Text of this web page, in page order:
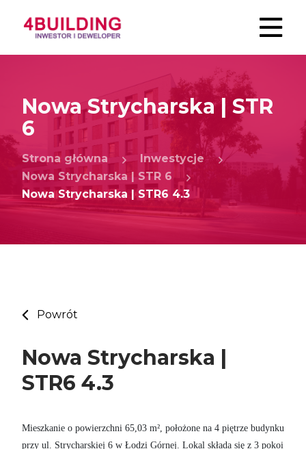
Nowa Strycharska | STR
6
Strona główna
Inwestycje
Nowa Strycharska | STR 6
Nowa Strycharska | STR6 4.3
Powrót
Nowa Strycharska |
STR6 4.3
Mieszkanie o powierzchni 65,03 m², położone na 4 piętrze budynku w
przy ul. Strycharskiej 6 w Łodzi Górnej. Lokal składa się z 3 pokoi i